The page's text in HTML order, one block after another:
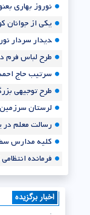
نوروز بهاری
یکی از جوانان
‍‍‍دیدار سردار
طرح لباس فرم
سرتیب حاج
طرح توجیهی
لرستان سرزمین
رسالت معلم در
کلیه مدارس
فرمانده انتظامی کوهدشت
بخشدار مرکزی
فیلم/مدیرعامل
اخبار برگزیده